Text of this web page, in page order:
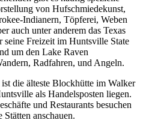
von Hufschmiedekunst,
Indianern, Töpferei, Weben
auch unter anderem das Texas
seine Freizeit im Huntsville State
um den Lake Raven
Radfahren, und Angeln.
die älteste Blockhütte im Walker
als Handelsposten liegen.
und Restaurants besuchen
anschauen.